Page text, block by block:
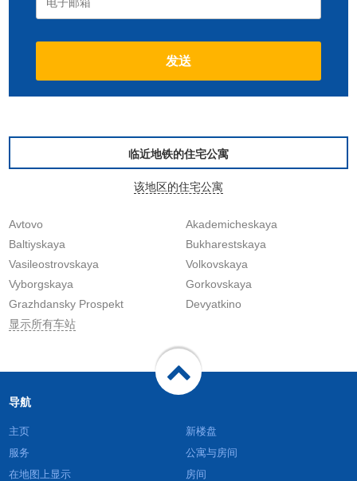
临近地铁的住宅公寓
该地区的住宅公寓
Avtovo
Akademicheskaya
Baltiyskaya
Bukharestskaya
Vasileostrovskaya
Volkovskaya
Vyborgskaya
Gorkovskaya
Grazhdansky Prospekt
Devyatkino
显示所有车站
导航
主页
服务
在地图上显示
新楼盘
公寓与房间
房间